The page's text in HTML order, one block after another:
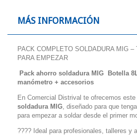
MÁS INFORMACIÓN
PACK COMPLETO SOLDADURA MIG
PARA EMPEZAR
Pack ahorro soldadura MIG Botella
manómetro + accesorios
En Comercial Distrival te ofrecemos este
soldadura MIG , diseñado para que
para empezar a soldar desde el primer
???? Ideal para profesionales, talleres y